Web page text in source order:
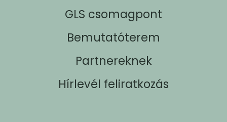
GLS csomagpont
Bemutatóterem
Partnereknek
Hírlevél feliratkozás